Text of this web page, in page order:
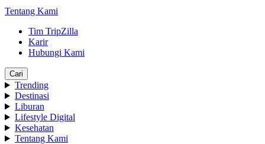
Tentang Kami
Tim TripZilla
Karir
Hubungi Kami
Cari
Trending
Destinasi
Liburan
Lifestyle Digital
Kesehatan
Tentang Kami